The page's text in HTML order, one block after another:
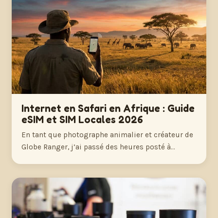
Internet en Safari en Afrique : Guide
eSIM et SIM Locales 2026
En tant que photographe animalier et créateur de
Globe Ranger, j’ai passé des heures posté à…